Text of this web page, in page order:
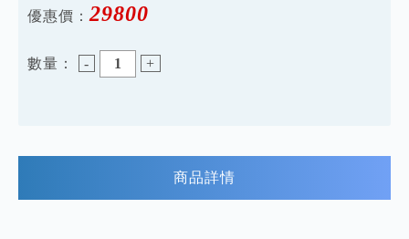
優惠價： 29800
數量： - +
商品詳情